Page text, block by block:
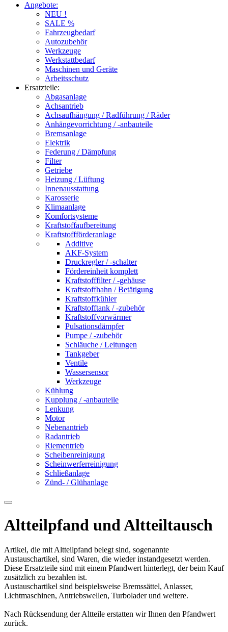
Angebote:
NEU !
SALE %
Fahrzeugbedarf
Autozubehör
Werkzeuge
Werkstattbedarf
Maschinen und Geräte
Arbeitsschutz
Ersatzteile:
Abgasanlage
Achsantrieb
Achsaufhängung / Radführung / Räder
Anhängevorrichtung / -anbauteile
Bremsanlage
Elektrik
Federung / Dämpfung
Filter
Getriebe
Heizung / Lüftung
Innenausstattung
Karosserie
Klimaanlage
Komfortsysteme
Kraftstoffaufbereitung
Kraftstoffförderanlage
Additive
AKF-System
Druckregler / -schalter
Fördereinheit komplett
Kraftstofffilter / -gehäuse
Kraftstoffhahn / Betätigung
Kraftstoffkühler
Kraftstofftank / -zubehör
Kraftstoffvorwärmer
Pulsationsdämpfer
Pumpe / -zubehör
Schläuche / Leitungen
Tankgeber
Ventile
Wassersensor
Werkzeuge
Kühlung
Kupplung / -anbauteile
Lenkung
Motor
Nebenantrieb
Radantrieb
Riementrieb
Scheibenreinigung
Scheinwerferreinigung
Schließanlage
Zünd- / Glühanlage
Altteilpfand und Altteiltausch
Artikel, die mit Altteilpfand belegt sind, sogenannte
Austauschartikel, sind Waren, die wieder instandgesetzt werden.
Diese Ersatzteile sind mit einem Pfandwert hinterlegt, der beim Kauf
zusätzlich zu bezahlen ist.
Austauschartikel sind beispielsweise Bremssättel, Anlasser,
Lichtmaschinen, Antriebswellen, Turbolader und weitere.
Nach Rücksendung der Altteile erstatten wir Ihnen den Pfandwert
zurück.